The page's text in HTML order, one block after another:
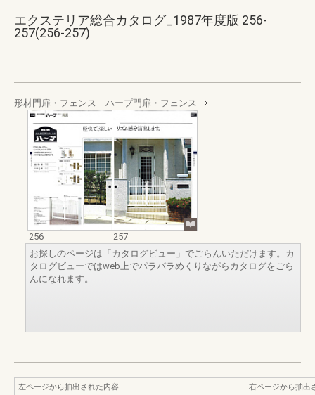
エクステリア総合カタログ_1987年度版 256-
257(256-257)
形材門扉・フェンス ハープ門扉・フェンス
256
257
お探しのページは「カタログビュー」でごらんいただけます。カ
タログビューではweb上でパラパラめくりながらカタログをごら
んになれます。
左ページから抽出された内容
右ページから抽出